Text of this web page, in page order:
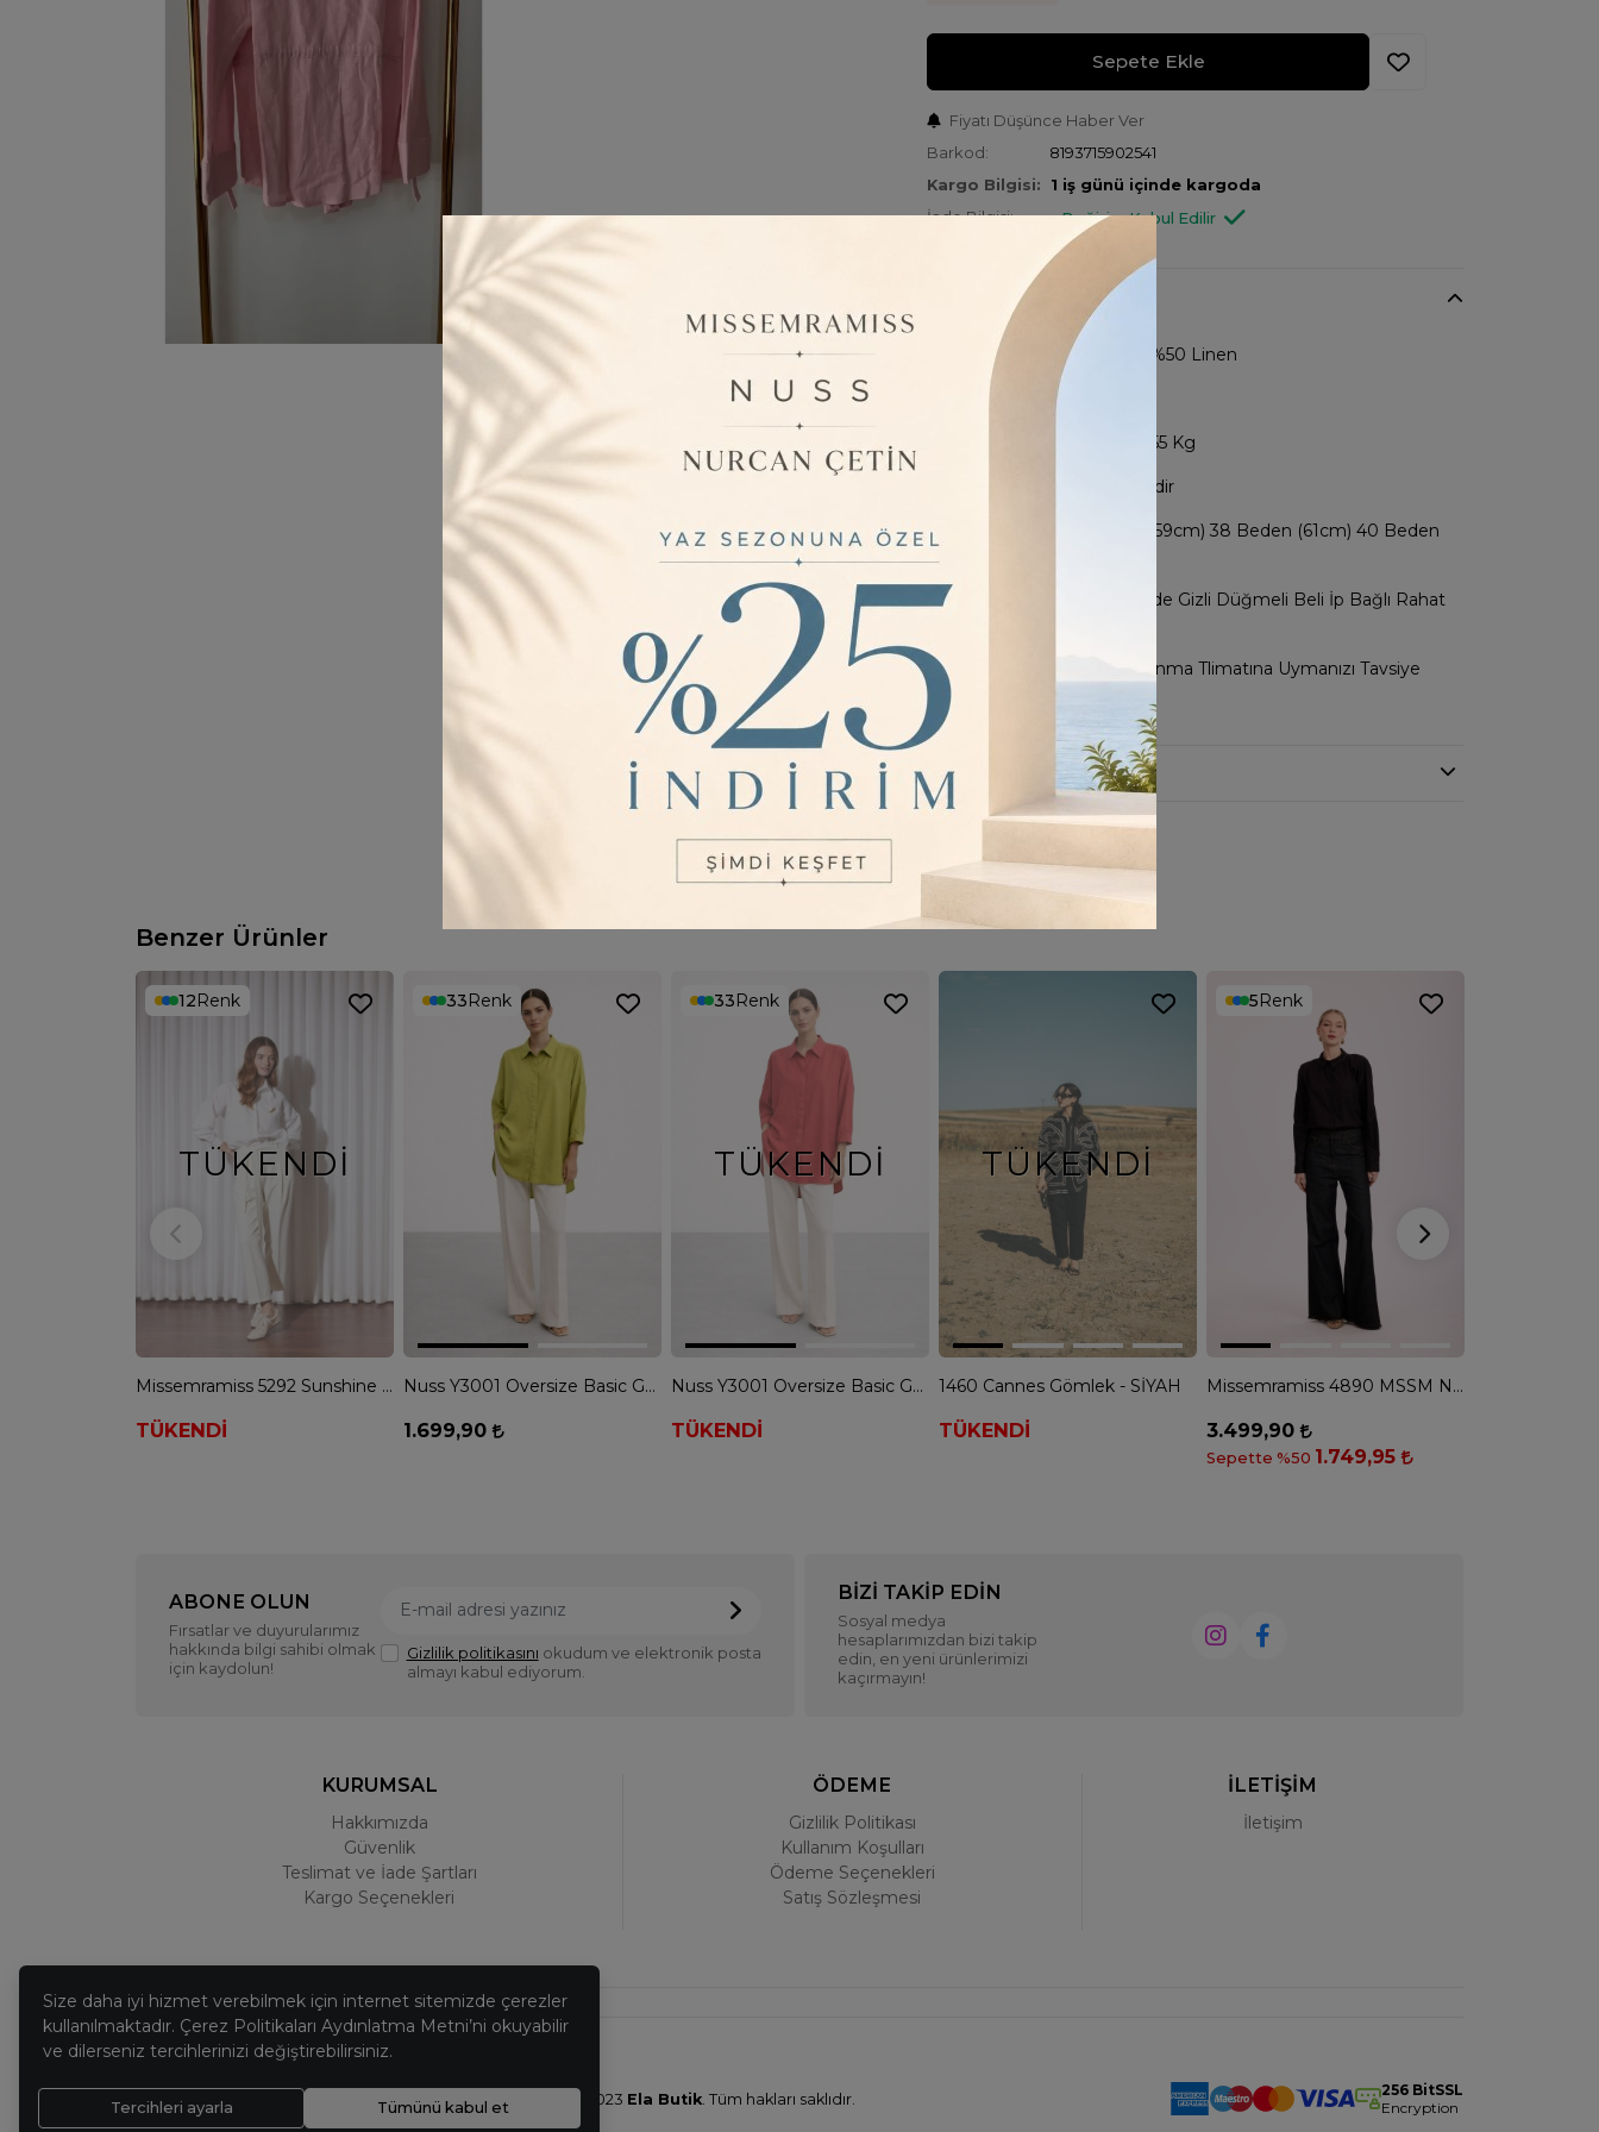
Sepete Ekle
Fiyatı Düşünce Haber Ver
Barkod:
8193715902541
Kargo Bilgisi:
1 iş günü içinde kargoda
İade Bilgisi:
Değişim Kabul Edilir
ÜRÜN BILGISI
Ürün Kumaşı : %50 Cotton %50 Linen
Ürün Boyu : 72cm
Manken Ölçüleri : 1.70 Boy 55 Kg
Mankenin Giydiği 36 Bedendir
Göğüs Öüçüsü : 36 Beden (59cm) 38 Beden (61cm) 40 Beden
Gömlek Yaka Yarasa Kol Önde Gizli Düğmeli Beli İp Bağlı Rahat
Ürünün İç Etiketindeki Kullanma Tlimatına Uymanızı Tavsiye
Ederiz
YORUMLAR
Benzer Ürünler
TÜKENDI
12Renk
Missemramiss 5292 Sunshine Gömlek - EKRU
TÜKENDİ
33Renk
Nuss Y3001 Oversize Basic Gömlek - OLİVE
1.699,90
TÜKENDI
33Renk
Nuss Y3001 Oversize Basic Gömlek - KIRMIZI
TÜKENDİ
TÜKENDI
1460 Cannes Gömlek - SİYAH
TÜKENDİ
5Renk
Missemramiss 4890 MSSM Nakışlı Gömlek - SİYAH
3.499,90
Sepette %50 1.749,95
ABONE OLUN
Fırsatlar ve duyurularımız
hakkında bilgi sahibi olmak
için kaydolun!
Gizlilik politikasını okudum ve elektronik posta
almayı kabul ediyorum.
BIZI TAKIP EDIN
Sosyal medya
hesaplarımızdan bizi takip
edin, en yeni ürünlerimizi
kaçırmayın!
KURUMSAL
Hakkımızda
Güvenlik
Teslimat ve İade Şartları
Kargo Seçenekleri
ÖDEME
Gizlilik Politikası
Kullanım Koşulları
Ödeme Seçenekleri
Satış Sözleşmesi
İLETİŞİM
İletişim
© 2023 Ela Butik. Tüm hakları saklıdır.
256 BitSSL
Encryption
Size daha iyi hizmet verebilmek için internet sitemizde çerezler
kullanılmaktadır. Çerez Politikaları Aydınlatma Metni’ni okuyabilir
ve dilerseniz tercihlerinizi değiştirebilirsiniz.
Tercihleri ayarla Tümünü kabul et